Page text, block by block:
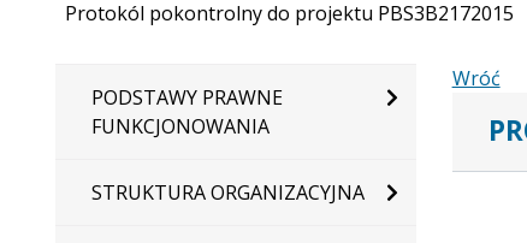
Protokól pokontrolny do projektu PBS3B2172015
PODSTAWY PRAWNE
FUNKCJONOWANIA
STRUKTURA ORGANIZACYJNA
Wróć